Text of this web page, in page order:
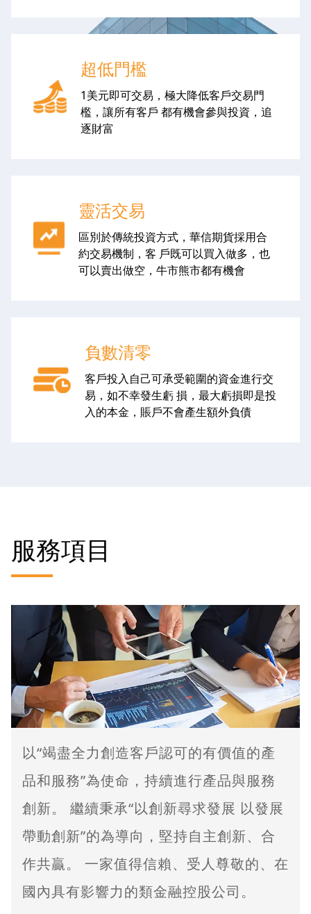
超低門檻
1美元即可交易，極大降低客戶交易門
檻，讓所有客戶 都有機會參與投資，追
逐財富
靈活交易
區別於傳統投資方式，華信期貨採用合
約交易機制，客 戶既可以買入做多，也
可以賣出做空，牛市熊市都有機會
負數清零
客戶投入自己可承受範圍的資金進行交
易，如不幸發生虧 損，最大虧損即是投
入的本金，賬戶不會產生額外負債
服務項目
以“竭盡全力創造客戶認可的有價值的產
品和服務”為使命，持續進行產品與服務
創新。 繼續秉承“以創新尋求發展 以發展
帶動創新”的為導向，堅持自主創新、合
作共贏。 一家值得信賴、受人尊敬的、在
國內具有影響力的類金融控股公司。